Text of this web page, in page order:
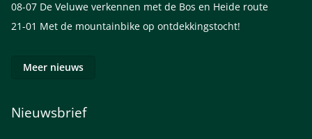
08-07 De Veluwe verkennen met de Bos en Heide route
21-01 Met de mountainbike op ontdekkingstocht!
Meer nieuws
Nieuwsbrief